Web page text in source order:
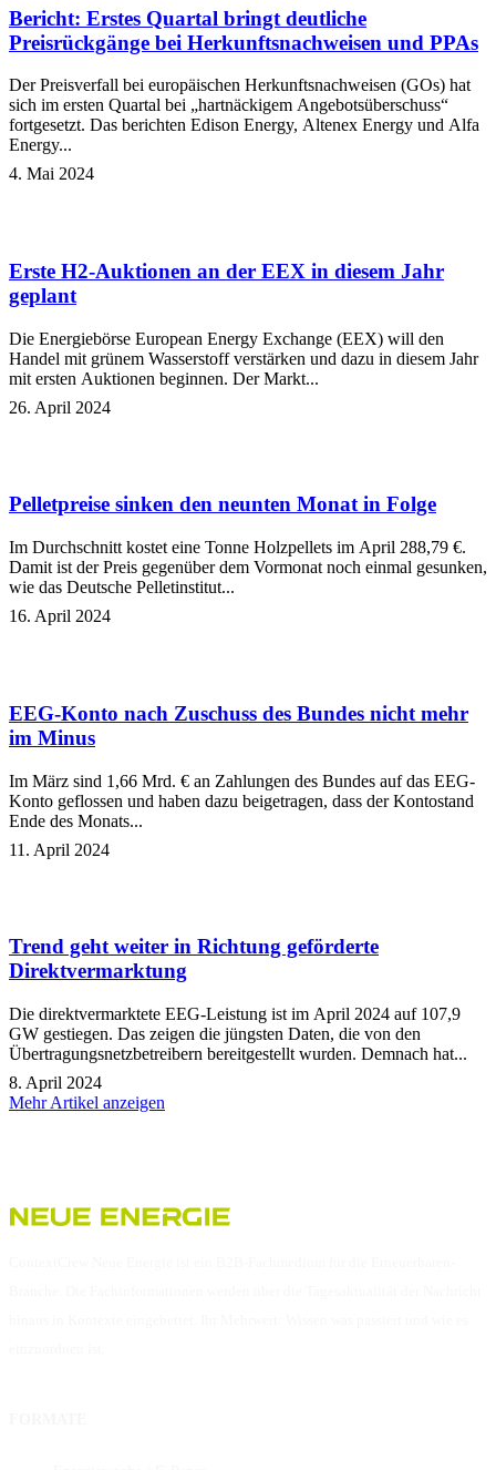
Bericht: Erstes Quartal bringt deutliche
Preisrückgänge bei Herkunftsnachweisen und PPAs
Der Preisverfall bei europäischen Herkunftsnachweisen (GOs) hat
sich im ersten Quartal bei „hartnäckigem Angebotsüberschuss“
fortgesetzt. Das berichten Edison Energy, Altenex Energy und Alfa
Energy...
4. Mai 2024
Erste H2-Auktionen an der EEX in diesem Jahr
geplant
Die Energiebörse European Energy Exchange (EEX) will den
Handel mit grünem Wasserstoff verstärken und dazu in diesem Jahr
mit ersten Auktionen beginnen. Der Markt...
26. April 2024
Pelletpreise sinken den neunten Monat in Folge
Im Durchschnitt kostet eine Tonne Holzpellets im April 288,79 €.
Damit ist der Preis gegenüber dem Vormonat noch einmal gesunken,
wie das Deutsche Pelletinstitut...
16. April 2024
EEG-Konto nach Zuschuss des Bundes nicht mehr
im Minus
Im März sind 1,66 Mrd. € an Zahlungen des Bundes auf das EEG-
Konto geflossen und haben dazu beigetragen, dass der Kontostand
Ende des Monats...
11. April 2024
Trend geht weiter in Richtung geförderte
Direktvermarktung
Die direktvermarktete EEG-Leistung ist im April 2024 auf 107,9
GW gestiegen. Das zeigen die jüngsten Daten, die von den
Übertragungsnetzbetreibern bereitgestellt wurden. Demnach hat...
8. April 2024
Mehr Artikel anzeigen